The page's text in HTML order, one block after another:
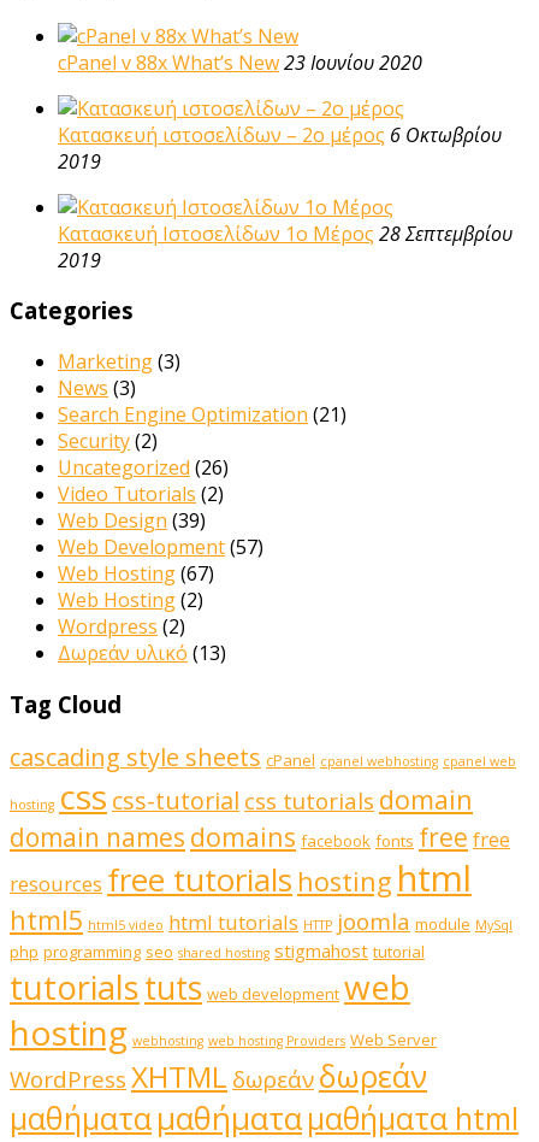
cPanel v 88x What’s New23 Ιουνίου 2020
Κατασκευή ιστοσελίδων – 2ο μέρος 6 Οκτωβρίου
2019
Κατασκευή Ιστοσελίδων 1ο Μέρος 28 Σεπτεμβρίου
2019
Categories
Marketing(3)
News (3)
Search Engine Optimization (21)
Security(2)
Uncategorized (26)
Video Tutorials (2)
Web Design (39)
Web Development(57)
Web Hosting(67)
Web Hosting(2)
Wordpress (2)
Δωρεάν υλικό (13)
Tag Cloud
cascading style sheets cPanel cpanel webhosting cpanel web
hosting css css-tutorial css tutorials domain
domain names domains facebook fonts free free
resources free tutorials hosting html
html5 html5 video html tutorials HTTP joomla module MySql
php programming seo shared hosting stigmahost tutorial
tutorialstuts web development web
hosting webhosting web hosting Providers Web Server
WordPressXHTML δωρεάνδωρεάν
μαθήματαμαθήματαμαθήματα html